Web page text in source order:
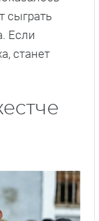
сыграть
Если
станет